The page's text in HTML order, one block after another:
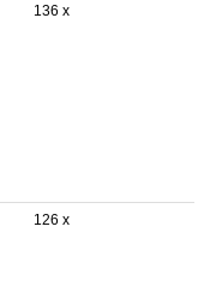
136 x
126 x